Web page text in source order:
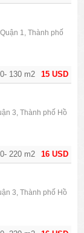
15 USD
130 m2
1, Thành phố
16 USD
220 m2
3, Thành phố Hồ
3, Thành phố Hồ